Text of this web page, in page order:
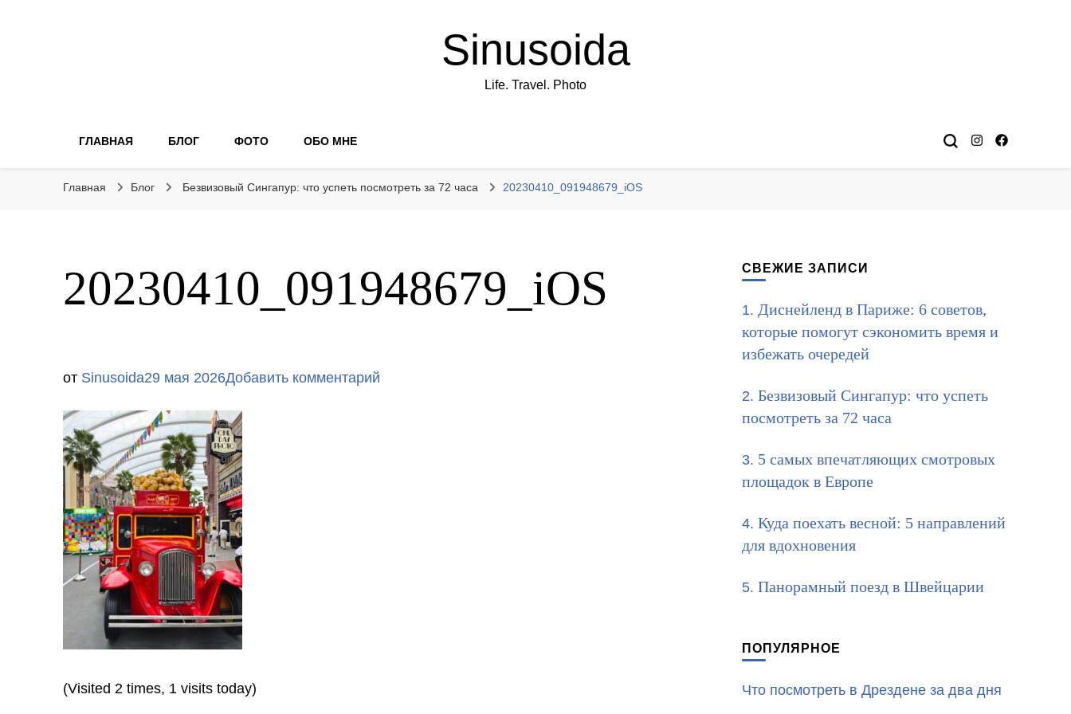
Sinusoida
Life. Travel. Photo
ГЛАВНАЯ БЛОГ ФОТО ОБО МНЕ
Главная Блог Безвизовый Сингапур: что успеть посмотреть за 72 часа 20230410_091948679_iOS
20230410_091948679_iOS
от Sinusoida29 мая 2026Добавить комментарий
(Visited 2 times, 1 visits today)
СВЕЖИЕ ЗАПИСИ
Диснейленд в Париже: 6 советов,
которые помогут сэкономить время и
избежать очередей
Безвизовый Сингапур: что успеть
посмотреть за 72 часа
5 самых впечатляющих смотровых
площадок в Европе
Куда поехать весной: 5 направлений
для вдохновения
Панорамный поезд в Швейцарии
ПОПУЛЯРНОЕ
Что посмотреть в Дрездене за два дня